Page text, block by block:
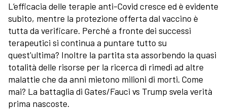
L’efficacia delle terapie anti-Covid cresce ed è evidente
subito, mentre la protezione offerta dal vaccino è
tutta da verificare. Perché a fronte dei successi
terapeutici si continua a puntare tutto su
quest'ultima? Inoltre la partita sta assorbendo la quasi
totalità delle risorse per la ricerca di rimedi ad altre
malattie che da anni mietono milioni di morti. Come
mai? La battaglia di Gates/Fauci vs Trump svela verità
prima nascoste.